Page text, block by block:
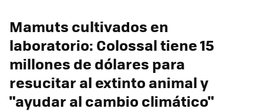
Mamuts cultivados en
laboratorio: Colossal tiene 15
millones de dólares para
resucitar al extinto animal y
"ayudar al cambio climático"